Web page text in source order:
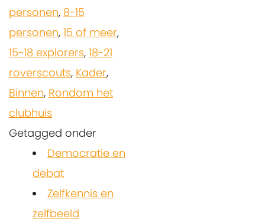
personen, 8-15
personen, 15 of meer,
15-18 explorers, 18-21
roverscouts, Kader,
Binnen, Rondom het
clubhuis
Getagged onder
Democratie en
debat
Zelfkennis en
zelfbeeld